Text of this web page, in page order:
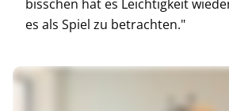
bisschen hat es Leichtigkeit
es als Spiel zu betrachten."